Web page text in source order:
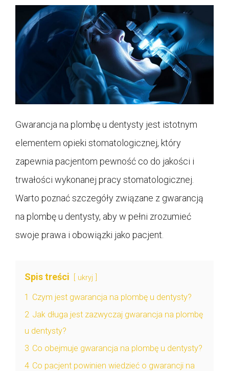
Gwarancja na plombę u dentysty jest istotnym
elementem opieki stomatologicznej, który
zapewnia pacjentom pewność co do jakości i
trwałości wykonanej pracy stomatologicznej.
Warto poznać szczegóły związane z gwarancją
na plombę u dentysty, aby w pełni zrozumieć
swoje prawa i obowiązki jako pacjent.
Spis treści ukryj
1 Czym jest gwarancja na plombę u dentysty?
2 Jak długa jest zazwyczaj gwarancja na plombę
u dentysty?
3 Co obejmuje gwarancja na plombę u dentysty?
4 Co pacjent powinien wiedzieć o gwarancji na